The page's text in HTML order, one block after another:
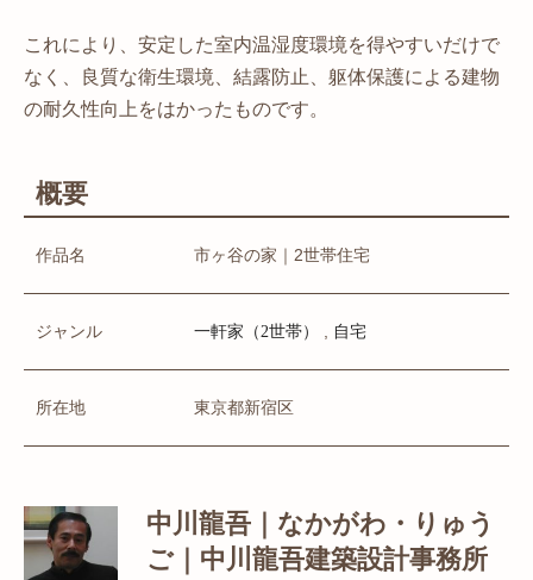
これにより、安定した室内温湿度環境を得やすいだけで
なく、良質な衛生環境、結露防止、躯体保護による建物
の耐久性向上をはかったものです。
概要
作品名 市ヶ谷の家｜2世帯住宅
ジャンル 一軒家（2世帯） 自宅
所在地 東京都新宿区
中川龍吾｜なかがわ・りゅう
ご｜中川龍吾建築設計事務所